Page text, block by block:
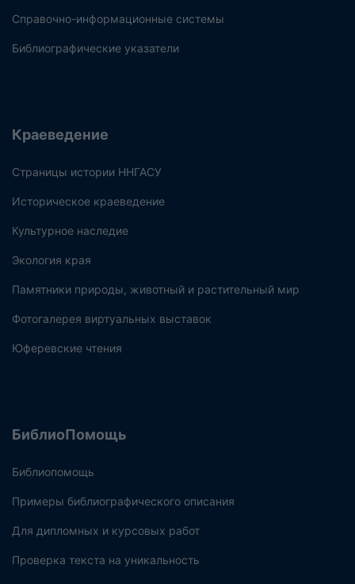
Справочно-информационные системы
Библиографические указатели
Краеведение
Страницы истории ННГАСУ
Историческое краеведение
Культурное наследие
Экология края
Памятники природы, животный и растительный мир
Фотогалерея виртуальных выставок
Юферевские чтения
БиблиоПомощь
Библиопомощь
Примеры библиографического описания
Для дипломных и курсовых работ
Проверка текста на уникальность